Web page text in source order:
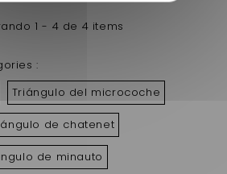
1 - 4 de 4 items
:
Triángulo del microcoche
de chatenet
de minauto